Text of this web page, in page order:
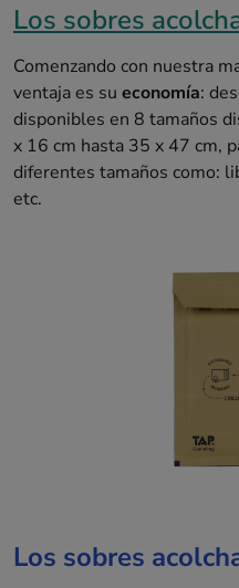
Los sobres
Comenzando con nuestra
ventaja es su economía:
disponibles en 8 tamaños
x 16 cm hasta 35 x 47 cm,
diferentes tamaños como:
etc.
Los sobres